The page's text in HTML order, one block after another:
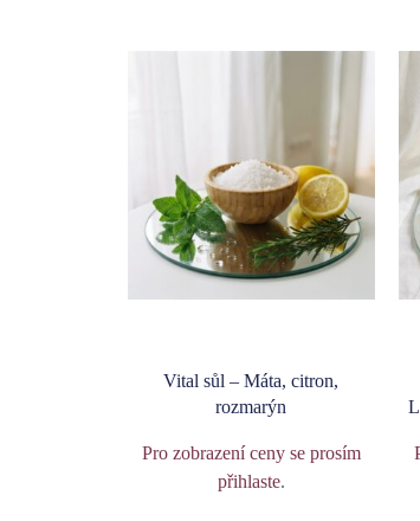
Vital sůl – Máta, citron,
rozmarýn
Pro zobrazení ceny se prosím
přihlaste.